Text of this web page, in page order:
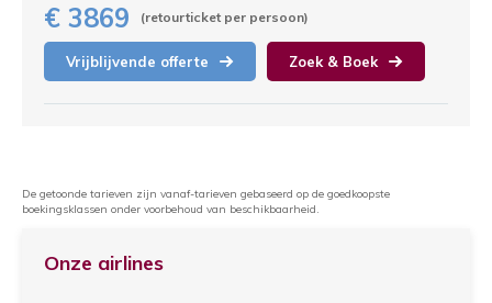
€ 3869 (retourticket per persoon)
Vrijblijvende offerte Zoek & Boek
De getoonde tarieven zijn vanaf-tarieven gebaseerd op de goedkoopste
boekingsklassen onder voorbehoud van beschikbaarheid.
Onze airlines